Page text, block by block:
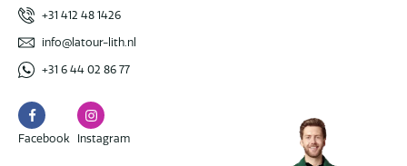
+31 412 48 1426
info@latour-lith.nl
+31 6 44 02 86 77
Facebook
Facebook
Instagram
Instagram